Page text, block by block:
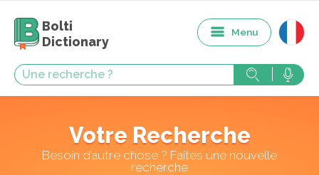
Bolti
Dictionary
Menu
Votre Recherche
Besoin d’autre chose ? Faites une nouvelle
recherche